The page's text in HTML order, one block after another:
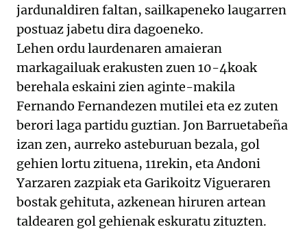
jardunaldiren faltan, sailkapeneko laugarren
postuaz jabetu dira dagoeneko.
Lehen ordu laurdenaren amaieran
markagailuak erakusten zuen 10-4koak
berehala eskaini zien aginte-makila
Fernando Fernandezen mutilei eta ez zuten
berori laga partidu guztian. Jon Barruetabeña
izan zen, aurreko asteburuan bezala, gol
gehien lortu zituena, 11rekin, eta Andoni
Yarzaren zazpiak eta Garikoitz Vigueraren
bostak gehituta, azkenean hiruren artean
taldearen gol gehienak eskuratu zituzten.